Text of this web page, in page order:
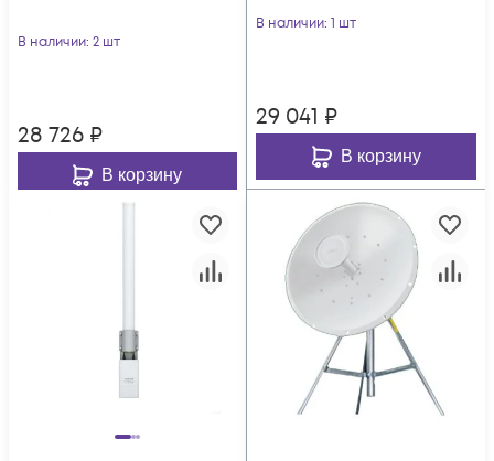
В наличии: 2 шт
28 726 ₽
В корзину
В наличии: 1 шт
29 041 ₽
В корзину